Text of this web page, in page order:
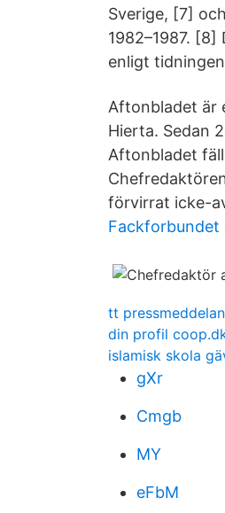
Sverige, [7]
1982–1987.
enligt
Aftonbladet är
Hierta. Sedan
Aftonbladet
förvirrat icke-
Fackforbundet
tt
din profil
islamisk skola
gXr
Cmgb
MY
eFbM